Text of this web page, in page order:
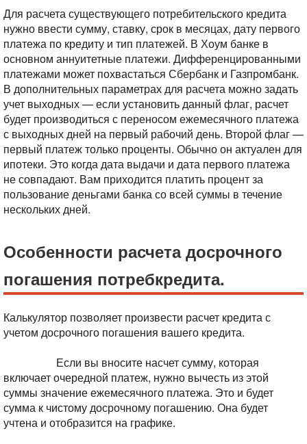
Для расчета существующего потребительского кредита
нужно ввести сумму, ставку, срок в месяцах, дату первого
платежа по кредиту и тип платежей. В Хоум банке в
основном аннуитетные платежи. Дифференцированными
платежами может похвастаться Сбербанк и Газпромбанк.
В дополнительных параметрах для расчета можно задать
учет выходных — если установить данный флаг, расчет
будет производиться с переносом ежемесячного платежа
с выходных дней на первый рабочий день. Второй флаг —
первый платеж только проценты. Обычно он актуален для
ипотеки. Это когда дата выдачи и дата первого платежа
не совпадают. Вам приходится платить процент за
пользование деньгами банка со всей суммы в течение
нескольких дней.
Особенности расчета досрочного
погашения потребкредита.
Калькулятор позволяет произвести расчет кредита с
учетом досрочного погашения вашего кредита.
Если вы вносите насчет сумму, которая
включает очередной платеж, нужно вычесть из этой
суммы значение ежемесячного платежа. Это и будет
сумма к чистому досрочному погашению. Она будет
учтена и отобразится на графике.